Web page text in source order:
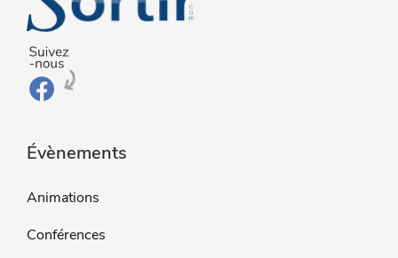
Évènements
Animations
Conférences